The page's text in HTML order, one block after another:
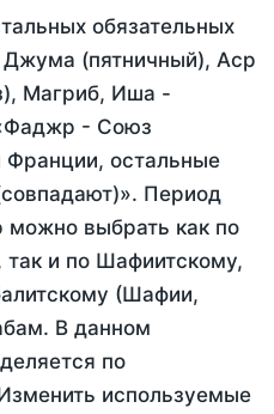
обязательных
Джума (пятничный), Аср
Магриб, Иша -
- Союз
Франции, остальные
Период
можно выбрать как по
и по Шафиитскому,
(Шафии,
В данном
по
используемые